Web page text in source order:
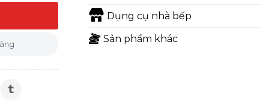
Dụng cụ nhà bếp
Sản phẩm khác